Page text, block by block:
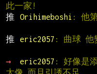
此一家!
推
Orihimeboshi : 他
推
eric2057 : 曲球 他
→
eric2057 : 好像是